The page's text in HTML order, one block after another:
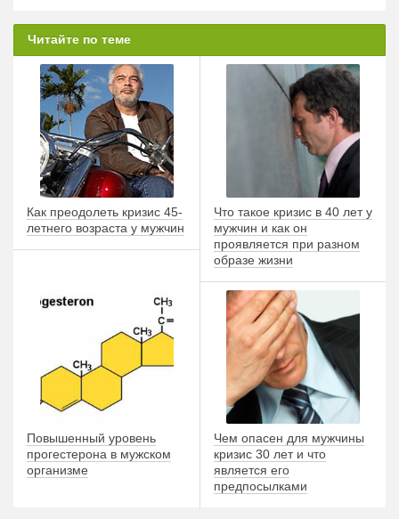
Как преодолеть кризис 45-
летнего возраста у мужчин
Что такое кризис в 40 лет у
мужчин и как он
проявляется при разном
образе жизни
Повышенный уровень
прогестерона в мужском
организме
Чем опасен для мужчины
кризис 30 лет и что
является его
предпосылками